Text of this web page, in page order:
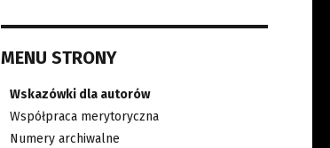
MENU STRONY
Wskazówki dla autorów
Współpraca merytoryczna
Numery archiwalne